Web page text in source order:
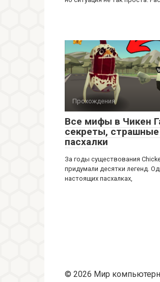
Прохождения
Все мифы в Чикен
секреты,
пасхалки
За годы существования
придумали десятки легенд.
настоящих пасхалках,
© 2026 Мир